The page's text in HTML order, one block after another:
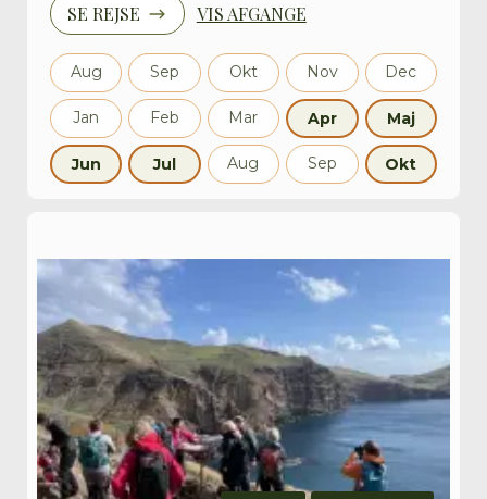
SE REJSE VIS AFGANGE
Aug Sep Okt Nov Dec
Jan Feb Mar Apr Maj
Jun Jul Aug Sep Okt